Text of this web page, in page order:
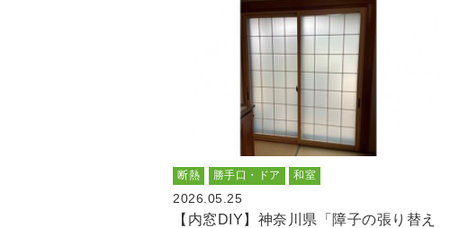
断熱 勝手口・ドア 和室
2026.05.25
【内窓DIY】神奈川県「障子の張り替え